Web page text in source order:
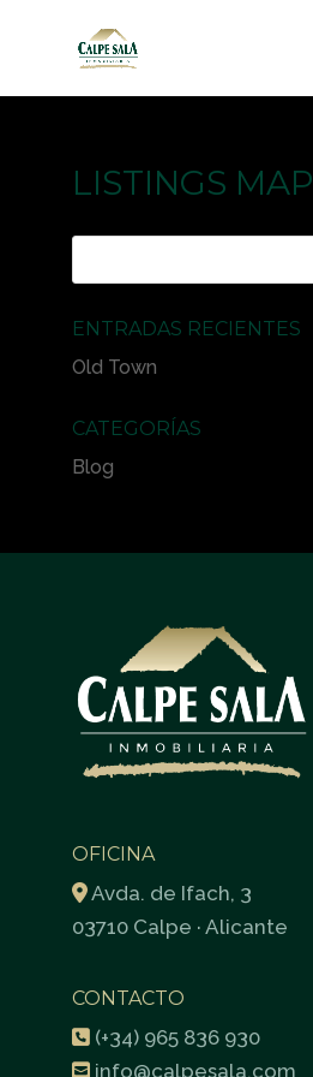
LISTINGS MAP
ENTRADAS RECIENTES
Old Town
CATEGORÍAS
Blog
OFICINA
Avda. de Ifach, 3
03710 Calpe · Alicante
CONTACTO
(+34) 965 836 930
info@calpesala.com